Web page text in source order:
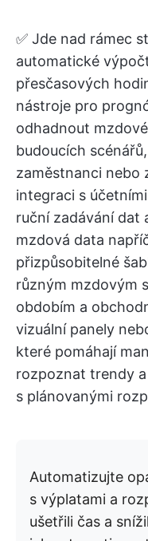
✅ Jde nad rámec
automatické
přesčasových
nástroje pro
odhadnout
budoucích
zaměstnanci nebo
integraci s
ruční zadávání dat
mzdová data
přizpůsobitelné
různým mzdovým
obdobím a
vizuální panely
které pomáhají
rozpoznat trendy
s plánovanými
Automatizujte
s výplatami a
ušetřili čas a